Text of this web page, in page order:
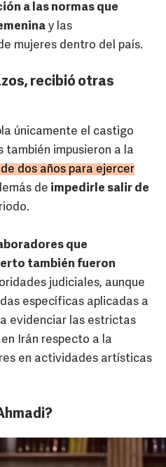
a las normas que
y las
mujeres dentro del país.
recibió otras
únicamente el castigo
también impusieron a la
dos años para ejercer
de impedirle salir de
que
también fueron
judiciales, aunque
específicas aplicadas a
evidenciar las estrictas
Irán respecto a la
en actividades artísticas